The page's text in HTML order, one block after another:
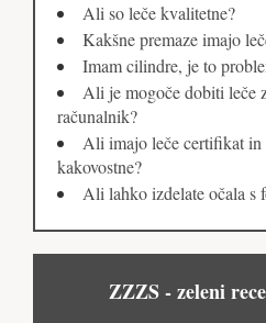
Ali so leče kvalitetne?
Kakšne premaze imajo
Imam cilindre, je to
Ali je mogoče dobiti leče
računalnik?
Ali imajo leče certifikat in
kakovostne?
Ali lahko izdelate očala s
ZZZS - zeleni